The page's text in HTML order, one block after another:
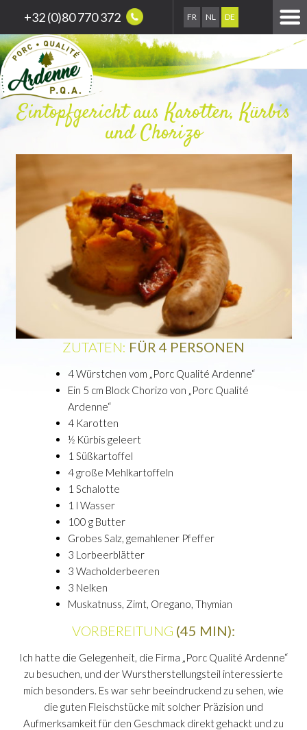
+32 (0)80 770 372 FR NL DE
Eintopfgericht aus Karotten, Kürbis
und Chorizo
ZUTATEN: FÜR 4 PERSONEN
4 Würstchen vom „Porc Qualité Ardenne“
Ein 5 cm Block Chorizo von „Porc Qualité
Ardenne“
4 Karotten
½ Kürbis geleert
1 Süßkartoffel
4 große Mehlkartoffeln
1 Schalotte
1 l Wasser
100 g Butter
Grobes Salz, gemahlener Pfeffer
3 Lorbeerblätter
3 Wacholderbeeren
3 Nelken
Muskatnuss, Zimt, Oregano, Thymian
VORBEREITUNG (45 MIN):
Ich hatte die Gelegenheit, die Firma „Porc Qualité Ardenne“
zu besuchen, und der Wurstherstellungsteil interessierte
mich besonders. Es war sehr beeindruckend zu sehen, wie
die guten Fleischstücke mit solcher Präzision und
Aufmerksamkeit für den Geschmack direkt gehackt und zu